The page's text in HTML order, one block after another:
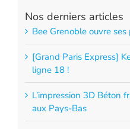
Nos derniers articles
Bee Grenoble ouvre ses
[Grand Paris Express]
ligne 18 !
L’impression 3D Béton
aux Pays-Bas